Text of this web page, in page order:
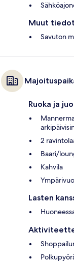
Muut tiedot
Savuton
Ruoka ja
2
Baari/
Kahvila
Lasten